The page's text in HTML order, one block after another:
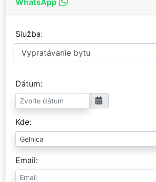
Služba
Dátum
Kde
Email